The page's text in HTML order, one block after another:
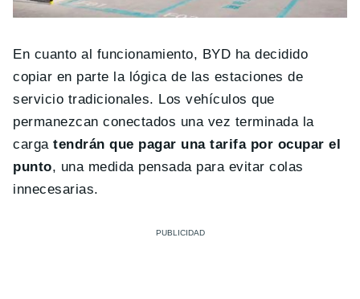
En cuanto al funcionamiento, BYD ha decidido
copiar en parte la lógica de las estaciones de
servicio tradicionales. Los vehículos que
permanezcan conectados una vez terminada la
cargatendrán que pagar una tarifa por ocupar el
punto, una medida pensada para evitar colas
innecesarias.